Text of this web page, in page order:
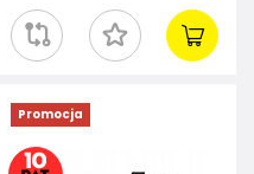
Promocja